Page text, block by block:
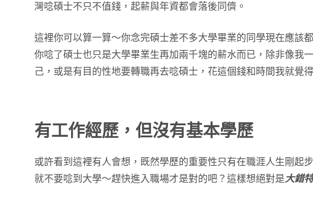
灣唸碩士不只不值錢，起薪與年資都會落後同儕。
這裡你可以算一算～你念完碩士差不多大學畢業的同學現在應該
你唸了碩士也只是大學畢業生再加兩千塊的薪水而已，除非像我
己，或是有目的性地要轉職再去唸碩士，花這個錢和時間我就覺得
有工作經歷，但沒有基本學歷
或許看到這裡有人會想，既然學歷的重要性只有在職涯人生剛起
就不要唸到大學～趕快進入職場才是對的吧？這樣想絕對是大錯